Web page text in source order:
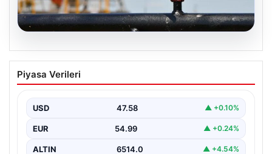
Petrol fiyatları 25 Mayıs: Petrol fiyatları
düştü mü, ne kadar oldu? Brent petrol
Piyasa Verileri
USD 47.58 ▲ +0.10%
EUR 54.99 ▲ +0.24%
ALTIN 6514.0 ▲ +4.54%